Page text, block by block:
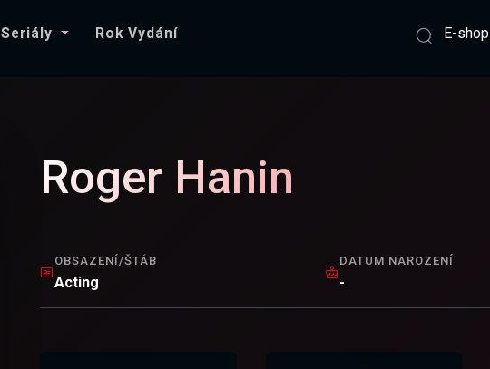
Seriály Rok Vydání E-shop
Roger Hanin
OBSAZENÍ/ŠTÁB
Acting
DATUM NAROZENÍ
-